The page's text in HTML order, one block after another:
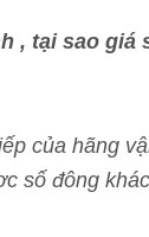
, tại sao
của hãng
số đông